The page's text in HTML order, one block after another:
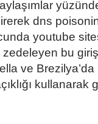
dns
youtube
zedeleyen bu
ve
kullanarak